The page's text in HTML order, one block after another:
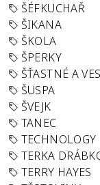
ŠÉFKUCHAŘ
ŠIKANA
ŠKOLA
ŠPERKY
ŠŤASTNÉ A
ŠUSPA
ŠVEJK
TANEC
TECHNOLOGY
TERKA
TERRY HAYES